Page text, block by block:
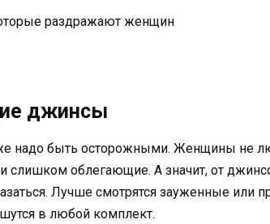
джинсы
надо быть осторожными. Женщины не
слишком облегающие. А значит, от
Лучше смотрятся зауженные или
в любой комплект.